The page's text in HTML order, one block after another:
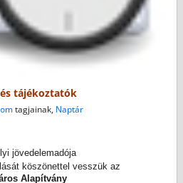
tájékoztatók
tagjainak, Naptár
jövedelemadója
köszönettel vesszük az
Alapítvány